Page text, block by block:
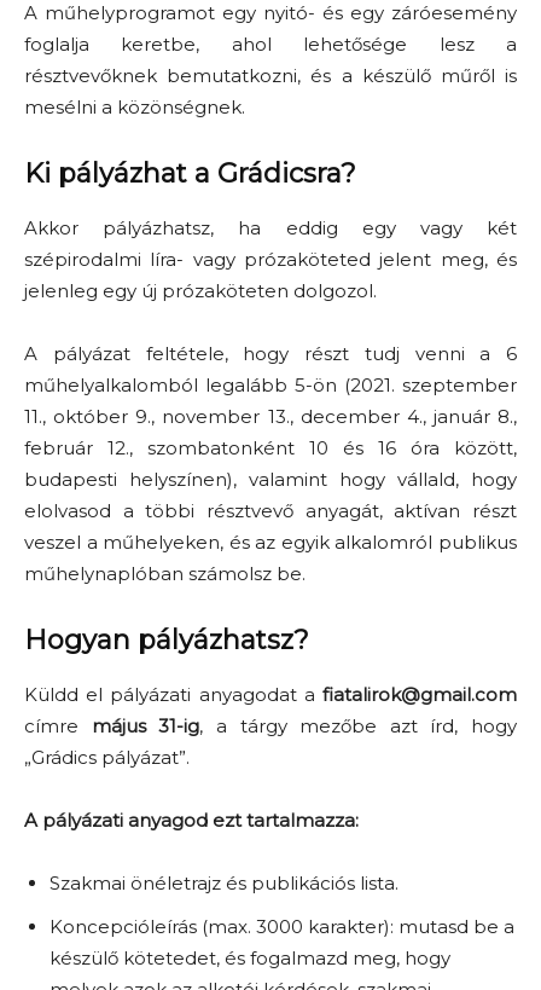
A műhelyprogramot egy nyitó- és egy záróesemény
foglalja keretbe, ahol lehetősége lesz a
résztvevőknek bemutatkozni, és a készülő műről is
mesélni a közönségnek.
Ki pályázhat a Grádicsra?
Akkor pályázhatsz, ha eddig egy vagy két
szépirodalmi líra- vagy prózaköteted jelent meg, és
jelenleg egy új prózaköteten dolgozol.
A pályázat feltétele, hogy részt tudj venni a 6
műhelyalkalomból legalább 5-ön (2021. szeptember
11., október 9., november 13., december 4., január 8.,
február 12., szombatonként 10 és 16 óra között,
budapesti helyszínen), valamint hogy vállald, hogy
elolvasod a többi résztvevő anyagát, aktívan részt
veszel a műhelyeken, és az egyik alkalomról publikus
műhelynaplóban számolsz be.
Hogyan pályázhatsz?
Küldd el pályázati anyagodat a fiatalirok@gmail.com
címre május 31-ig, a tárgy mezőbe azt írd, hogy
„Grádics pályázat”.
A pályázati anyagod ezt tartalmazza:
Szakmai önéletrajz és publikációs lista.
Koncepcióleírás (max. 3000 karakter): mutasd be a
készülő kötetedet, és fogalmazd meg, hogy